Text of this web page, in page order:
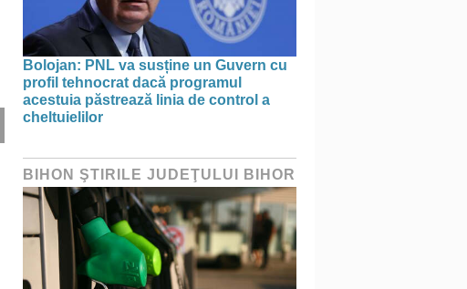
Bolojan: PNL va susține un Guvern cu
profil tehnocrat dacă programul
acestuia păstrează linia de control a
cheltuielilor
BIHON ŞTIRILE JUDEŢULUI BIHOR